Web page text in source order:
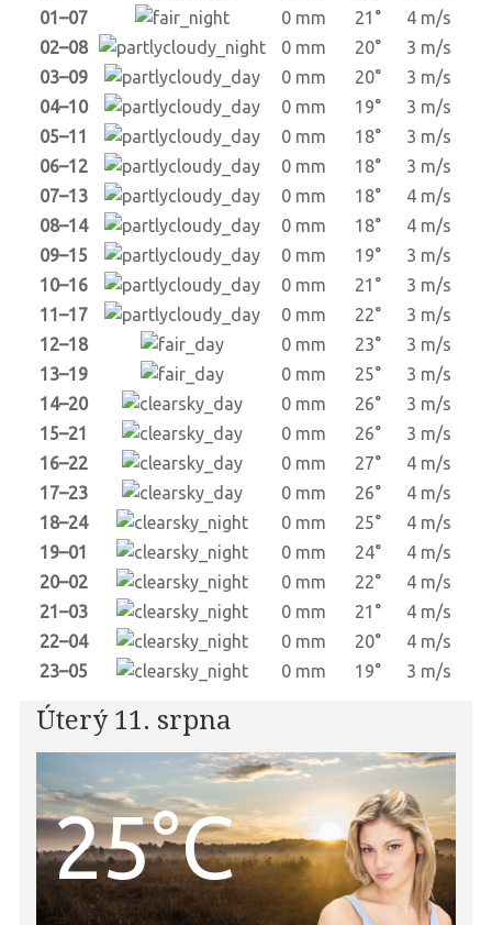
01–07
0 mm 21°
4 m/s
02–08
0 mm 20°
3 m/s
03–09
0 mm 20°
3 m/s
04–10
0 mm 19°
3 m/s
05–11
0 mm 18°
3 m/s
06–12
0 mm 18°
3 m/s
07–13
0 mm 18°
4 m/s
08–14
0 mm 18°
4 m/s
09–15
0 mm 19°
3 m/s
10–16
0 mm 21°
3 m/s
11–17
0 mm 22°
3 m/s
12–18
0 mm 23°
3 m/s
13–19
0 mm 25°
3 m/s
14–20
0 mm 26°
3 m/s
15–21
0 mm 26°
3 m/s
16–22
0 mm 27°
4 m/s
17–23
0 mm 26°
4 m/s
18–24
0 mm 25°
4 m/s
19–01
0 mm 24°
4 m/s
20–02
0 mm 22°
4 m/s
21–03
0 mm 21°
4 m/s
22–04
0 mm 20°
4 m/s
23–05
0 mm 19° 3 m/s
Úterý 11. srpna
25°C